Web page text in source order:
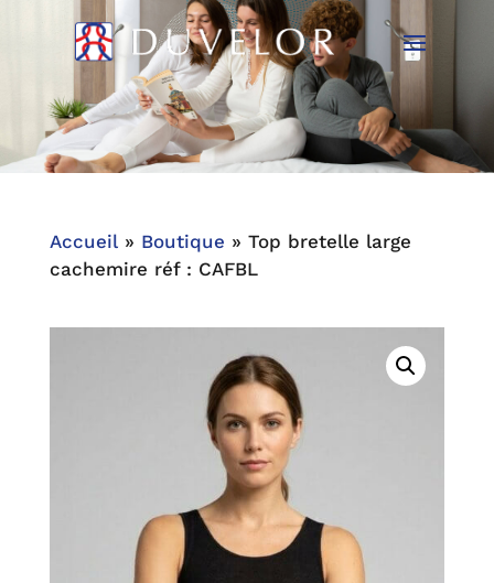
Accueil» Boutique » Top bretelle large
cachemire réf : CAFBL